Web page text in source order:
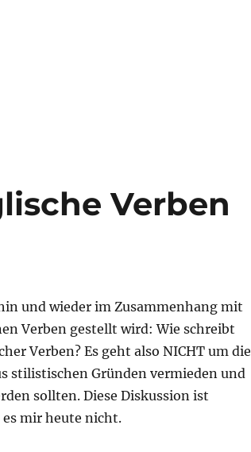
Verben
und wieder im Zusammenhang mit
Verben gestellt wird: Wie schreibt
Verben? Es geht also NICHT um die
stilistischen Gründen vermieden und
sollten. Diese Diskussion ist
mir heute nicht.